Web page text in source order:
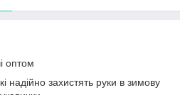
оптом
надійно захистять руки в зимову